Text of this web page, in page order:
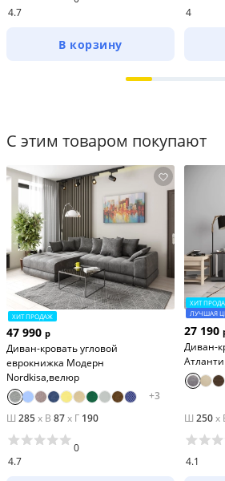
4.7
В корзину
4
С этим товаром покупают
ХИТ ПРОДАЖ
47 990 р
Диван-кровать угловой
еврокнижка Модерн
Nordkisa,велюр
+3
Ш 285x В 87x Г 190
4.7
0
ХИТ
ЛУЧШАЯ
27 190
Диван-
Ш 250x
4.1